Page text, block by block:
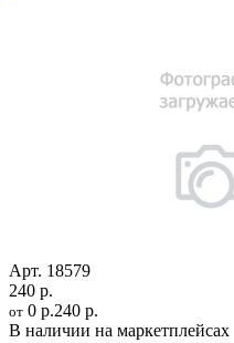
Арт. 18579
240 р.
от 0 р.240 р.
В наличии на маркетплейсах